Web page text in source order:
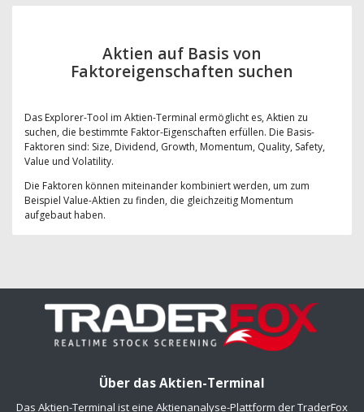
Aktien auf Basis von
Faktoreigenschaften suchen
Das Explorer-Tool im Aktien-Terminal ermöglicht es, Aktien zu
suchen, die bestimmte Faktor-Eigenschaften erfüllen. Die Basis-
Faktoren sind: Size, Dividend, Growth, Momentum, Quality, Safety,
Value und Volatility.
Die Faktoren können miteinander kombiniert werden, um zum
Beispiel Value-Aktien zu finden, die gleichzeitig Momentum
aufgebaut haben.
Über das Aktien-Terminal
Das Aktien-Terminal ist eine Aktienanalyse-Plattform der TraderFox